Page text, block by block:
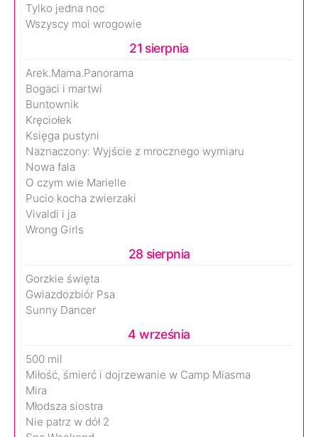
Tylko jedna noc
Wszyscy moi wrogowie
21 sierpnia
Arek.Mama.Panorama
Bogaci i martwi
Buntownik
Kręciołek
Księga pustyni
Naznaczony: Wyjście z mrocznego wymiaru
Nowa fala
O czym wie Marielle
Pucio kocha zwierzaki
Vivaldi i ja
Wrong Girls
28 sierpnia
Gorzkie święta
Gwiazdozbiór Psa
Sunny Dancer
4 września
500 mil
Miłość, śmierć i dojrzewanie w Camp Miasma
Mira
Młodsza siostra
Nie patrz w dół 2